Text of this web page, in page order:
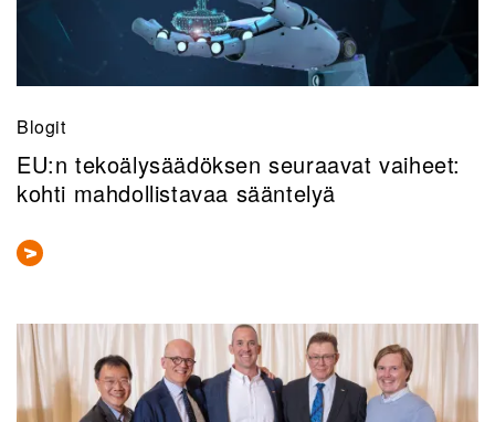
Blogit
EU:n tekoälysäädöksen seuraavat vaiheet:
kohti mahdollistavaa sääntelyä